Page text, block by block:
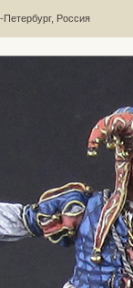
Петербург, Россия